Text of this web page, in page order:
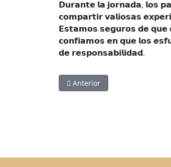
𝗗𝘂𝗿𝗮𝗻𝘁𝗲 𝗹𝗮 𝗷𝗼𝗿𝗻𝗮𝗱𝗮, 𝗹𝗼𝘀
𝗰𝗼𝗺𝗽𝗮𝗿𝘁𝗶𝗿 𝘃𝗮𝗹𝗶𝗼𝘀𝗮𝘀
𝗘𝘀𝘁𝗮𝗺𝗼𝘀 𝘀𝗲𝗴𝘂𝗿𝗼𝘀 𝗱𝗲 𝗾𝘂𝗲
𝗰𝗼𝗻𝗳𝗶𝗮𝗺𝗼𝘀 𝗲𝗻 𝗾𝘂𝗲 𝗹𝗼𝘀
𝗱𝗲 𝗿𝗲𝘀𝗽𝗼𝗻𝘀𝗮𝗯𝗶𝗹𝗶𝗱𝗮𝗱.
Artículo anterior: Salidas
Anterior